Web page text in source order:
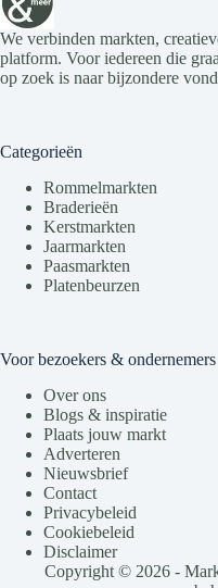
We verbinden markten,
platform. Voor iedereen die
op zoek is naar bijzondere
Categorieën
Rommelmarkten
Braderieën
Kerstmarkten
Jaarmarkten
Paasmarkten
Platenbeurzen
Voor bezoekers & ondernemers
Over ons
Blogs & inspiratie
Plaats jouw markt
Adverteren
Nieuwsbrief
Contact
Privacybeleid
Cookiebeleid
Disclaimer
Copyright © 2026 -